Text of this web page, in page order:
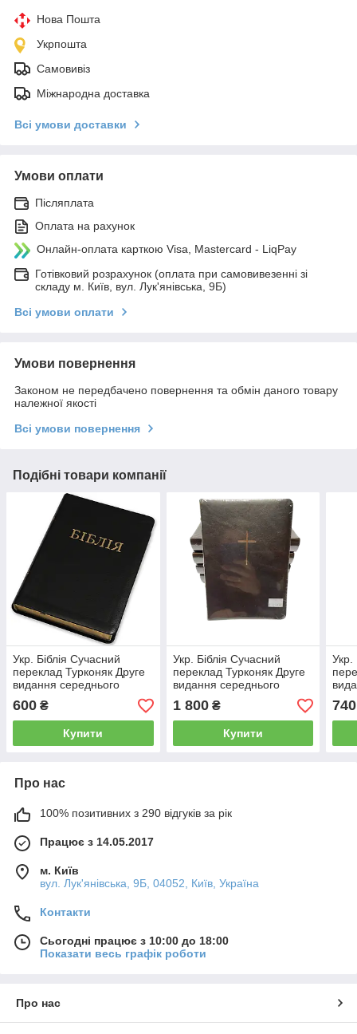
Нова Пошта
Укрпошта
Самовивіз
Міжнародна доставка
Всі умови доставки
Умови оплати
Післяплата
Оплата на рахунок
Онлайн-оплата карткою Visa, Mastercard - LiqPay
Готівковий розрахунок (оплата при самовивезенні зі
складу м. Київ, вул. Лук'янівська, 9Б)
Всі умови оплати
Умови повернення
Законом не передбачено повернення та обмін даного товару
належної якості
Всі умови повернення
Подібні товари компанії
Укр. Біблія Сучасний
переклад Турконяк Друге
видання середнього
формату (чорна шкірзам
золото без вказівників без
застібки 14х19)
600 ₴
Купити
Укр. Біблія Сучасний
переклад Турконяк Друге
видання середнього
формату (шоколадна,
шкіра, золото, індекси, без
застібки, 15х21)
1 800₴
Купити
Укр.
740
Про нас
100% позитивних з 290 відгуків за рік
Працює з 14.05.2017
м. Київ
вул. Лук'янівська, 9Б, 04052, Київ, Україна
Контакти
Сьогодні працює з 10:00 до 18:00
Показати весь графік роботи
Про нас